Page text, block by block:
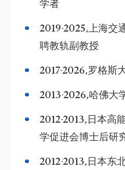
学者
2019-2025,上海交
聘教轨副教授
2017-2026,罗格斯
2013-2026,哈佛大
2012-2013,日本高
学促进会博士后研
2012-2013,日本东